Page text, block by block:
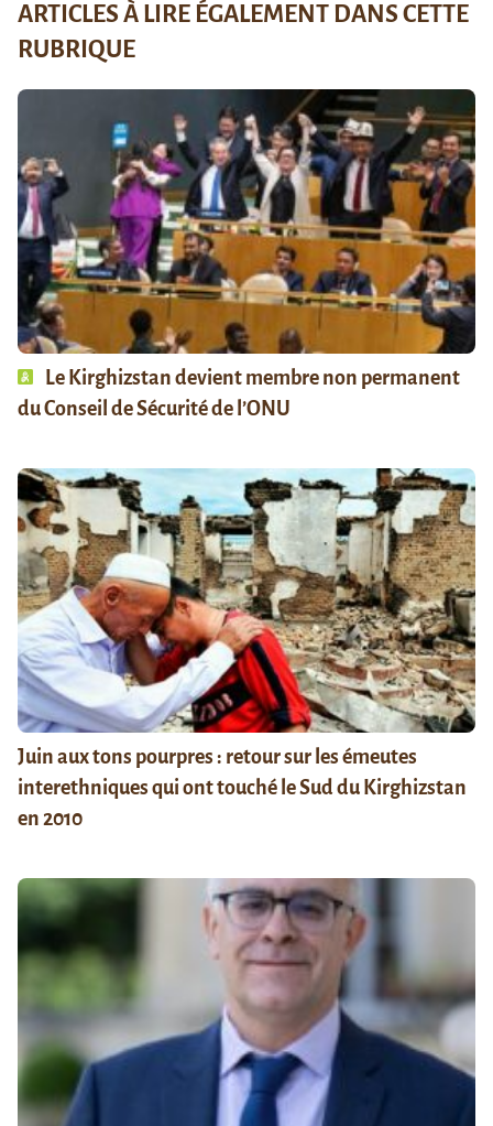
ARTICLES À LIRE ÉGALEMENT DANS CETTE
RUBRIQUE
Le Kirghizstan devient membre non permanent
du Conseil de Sécurité de l’ONU
Juin aux tons pourpres : retour sur les émeutes
interethniques qui ont touché le Sud du Kirghizstan
en 2010